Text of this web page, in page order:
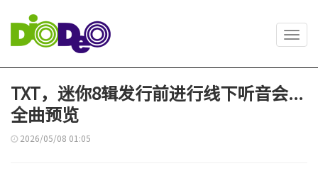
TXT，迷你8辑发行前进行线下听音会...
全曲预览
2026/05/08 01:05